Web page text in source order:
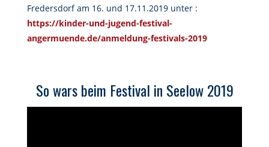
Fredersdorf am 16. und 17.11.2019 unter :
https://kinder-und-jugend-festival-
angermuende.de/anmeldung-festivals-2019
So wars beim Festival in Seelow 2019